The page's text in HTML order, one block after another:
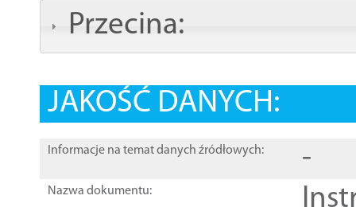
Przecina:
JAKOŚĆ DANYCH:
Informacje na temat danych źródłowych: -
Nazwa dokumentu: